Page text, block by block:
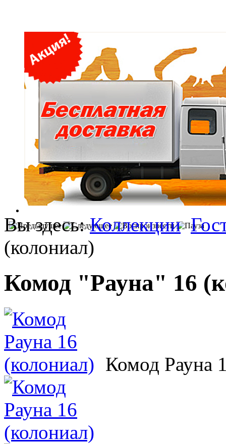
Вы здесь:Коллекции
(колониал)
Комод "Рауна" 16
Комод Рауна